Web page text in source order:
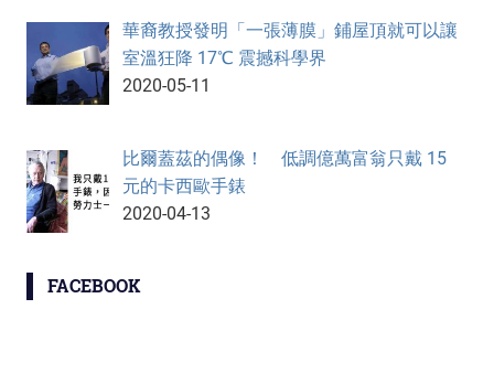
華裔教授發明「一張薄膜」鋪屋頂就可以讓
室溫狂降 17℃ 震撼科學界
2020-05-11
比爾蓋茲的偶像！ 低調億萬富翁只戴 15
元的卡西歐手錶
2020-04-13
FACEBOOK